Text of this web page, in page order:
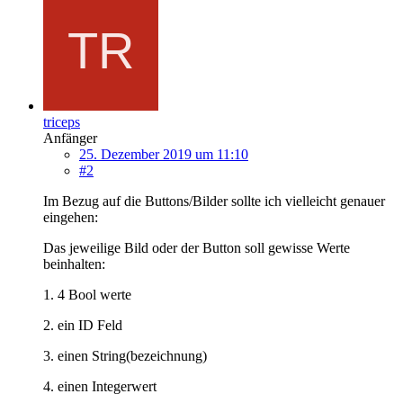
triceps
Anfänger
25. Dezember 2019 um 11:10
#2
Im Bezug auf die Buttons/Bilder sollte ich vielleicht genauer
eingehen:
Das jeweilige Bild oder der Button soll gewisse Werte
beinhalten:
1. 4 Bool werte
2. ein ID Feld
3. einen String(bezeichnung)
4. einen Integerwert